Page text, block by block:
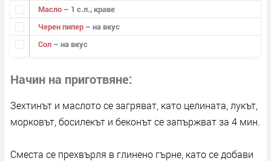
Масло – 1 с.л., краве
Черен пипер – на вкус
Сол – на вкус
Начин на приготвяне
Зехтинът и маслото се загряват, като целината, лукът,
морковът, босилекът и беконът се запържват за 4 мин.
Сместа се прехвърля в глинено гърне, като се добави